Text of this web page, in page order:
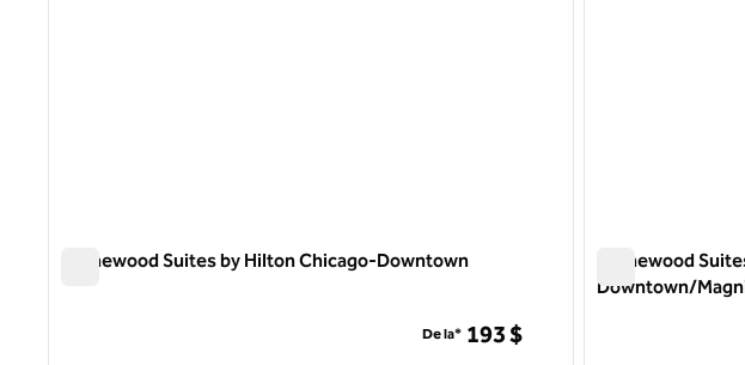
Homewood Suites by Hilton Chicago-Downtown
De la* 193 $
Homewood
Downtown/